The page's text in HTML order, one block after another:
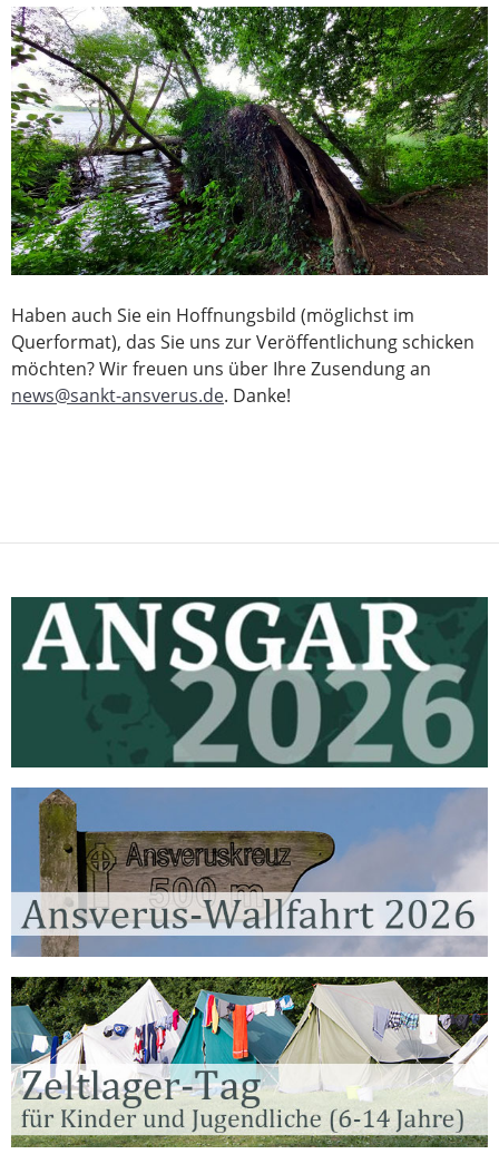
Haben auch Sie ein Hoffnungsbild (möglichst im
Querformat), das Sie uns zur Veröffentlichung schicken
möchten? Wir freuen uns über Ihre Zusendung an
news@sankt-ansverus.de. Danke!